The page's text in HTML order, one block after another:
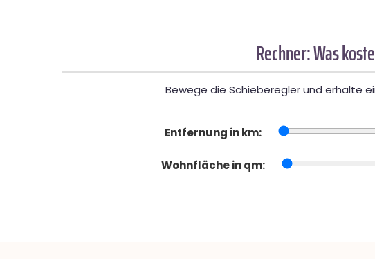
Rechner: Was
Bewege die Schieberegler und erhalte
Entfernung in km:
Wohnfläche in qm: